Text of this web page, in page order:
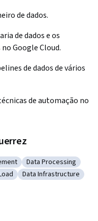
de dados.
de dados e os
Google Cloud.
de dados de vários
de automação no
Management
Catégorie : Data
Data Processing
Transform, Load
Catégorie : Data
Data Infrastructure